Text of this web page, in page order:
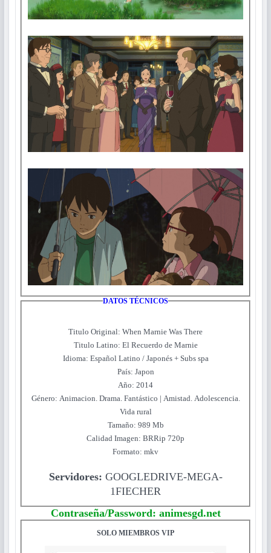
DATOS TÉCNICOS
Titulo Original: When Marnie Was There
Titulo Latino: El Recuerdo de Marnie
Idioma: Español Latino / Japonés + Subs spa
Paí­s: Japon
Año: 2014
Género: Animacion. Drama. Fantástico | Amistad. Adolescencia.
Vida rural
Tamaño: 989 Mb
Calidad Imagen: BRRip 720p
Formato: mkv
Servidores: GOOGLEDRIVE-MEGA-
1FIECHER
Contraseña/Password: animesgd.net
SOLO MIEMBROS VIP